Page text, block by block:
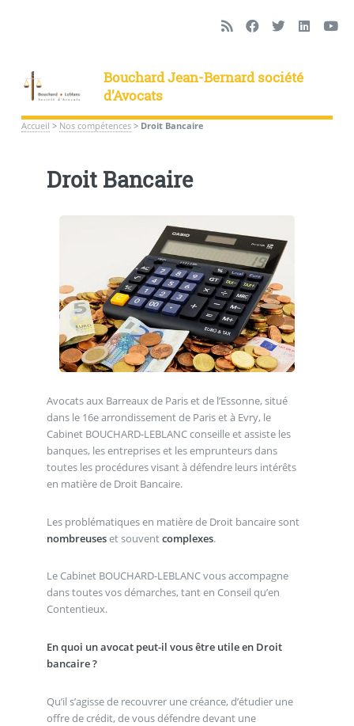
Bouchard Jean-Bernard société
d’Avocats
Accueil > Nos compétences> Droit Bancaire
Droit Bancaire
Avocats aux Barreaux de Paris et de l’Essonne, situé
dans le 16e arrondissement de Paris et à Evry, le
Cabinet BOUCHARD-LEBLANC conseille et assiste les
banques, les entreprises et les emprunteurs dans
toutes les procédures visant à défendre leurs intérêts
en matière de Droit Bancaire.
Les problématiques en matière de Droit bancaire sont
nombreuseset souventcomplexes.
Le Cabinet BOUCHARD-LEBLANC vous accompagne
dans toutes vos démarches, tant en Conseil qu’en
Contentieux.
En quoi un avocat peut-il vous être utile en Droit
bancaire ?
Qu’il s’agisse de recouvrer une créance, d’étudier une
offre de crédit, de vous défendre devant une